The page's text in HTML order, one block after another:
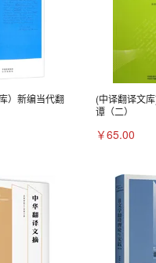
）新编当代翻
(中译翻译文
谭（二）
￥65.00